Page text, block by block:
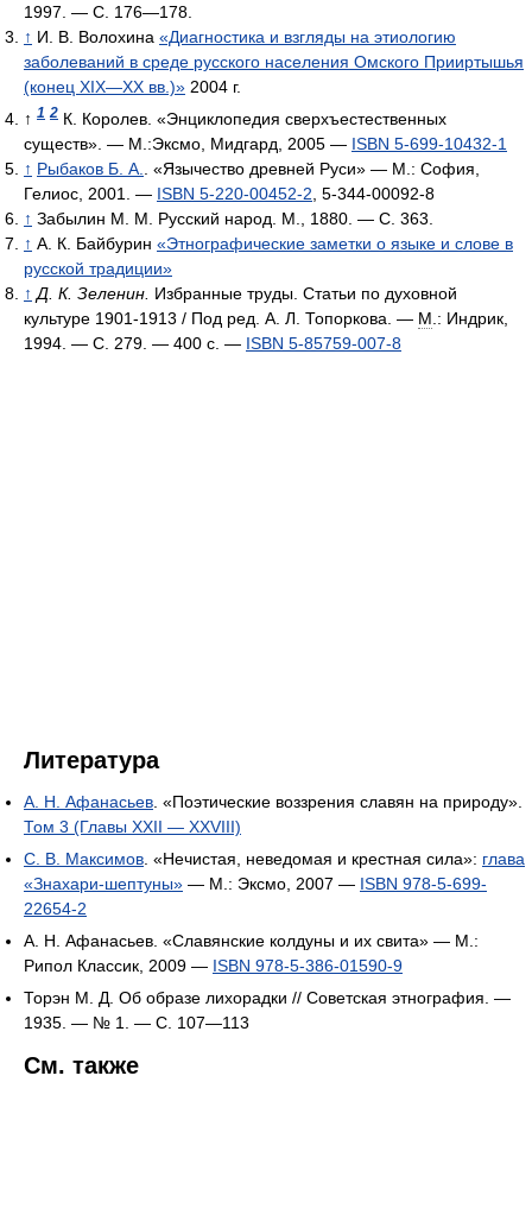
1997. — С. 176—178.
↑ И. В. Волохина «Диагностика и взгляды на этиологию
заболеваний в среде русского населения Омского Прииртышья
(конец XIX—XX вв.)» 2004 г.
↑ 1 2 К. Королев. «Энциклопедия сверхъестественных
существ». — М.:Эксмо, Мидгард, 2005 — ISBN 5-699-10432-1
↑ Рыбаков Б. А.
. «Язычество древней Руси» — М.: София,
Гелиос, 2001. — ISBN 5-220-00452-2 , 5-344-00092-8
↑ Забылин М. М. Русский народ. М., 1880. — С. 363.
↑ А. К. Байбурин «Этнографические заметки о языке и слове в
русской традиции»
↑ Д. К. Зеленин. Избранные труды. Статьи по духовной
культуре 1901-1913 / Под ред. А. Л. Топоркова. — М .: Индрик,
1994. — С. 279. — 400 с. — ISBN 5-85759-007-8
Литература
А. Н. Афанасьев . «Поэтические воззрения славян на природу».
Том 3 (Главы XXII — XXVIII)
С. В. Максимов . «Нечистая, неведомая и крестная сила»: глава
«Знахари-шептуны» — М.: Эксмо, 2007 — ISBN 978-5-699-
22654-2
А. Н. Афанасьев. «Славянские колдуны и их свита» — М.:
Рипол Классик, 2009 — ISBN 978-5-386-01590-9
Торэн М. Д. Об образе лихорадки // Советская этнография. —
1935. — № 1. — С. 107—113
См. также